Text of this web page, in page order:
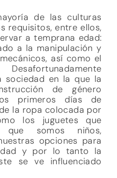
de las culturas
requisitos, entre ellos,
a temprana edad:
a la manipulación y
así como el
sociedad en la que la
de género
primeros días de
la ropa colocada por
los juguetes que
que somos niños,
opciones para
y por lo tanto la
se ve influenciado